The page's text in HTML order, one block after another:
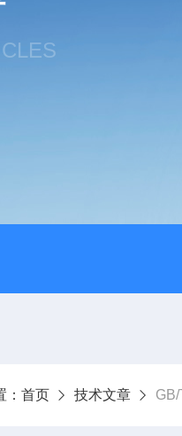
量法卡尔费休水分测定仪
首页 技术文章